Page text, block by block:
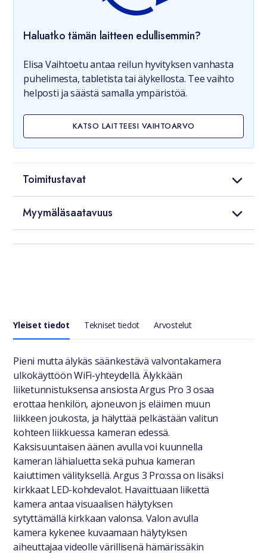
Haluatko tämän laitteen edullisemmin?
Elisa Vaihtoetu antaa reilun hyvityksen vanhasta
puhelimesta, tabletista tai älykellosta. Tee vaihto
helposti ja säästä samalla ympäristöä.
KATSO LAITTEESI VAIHTOARVO
Toimitustavat
Myymäläsaatavuus
Yleiset tiedot Tekniset tiedot Arvostelut
Yleiset tiedot
Pieni mutta älykäs säänkestävä valvontakamera
ulkokäyttöön WiFi-yhteydellä. Älykkään
liiketunnistuksensa ansiosta Argus Pro 3 osaa
erottaa henkilön, ajoneuvon js eläimen muun
liikkeen joukosta, ja hälyttää pelkästään valitun
kohteen liikkuessa kameran edessä.
Kaksisuuntaisen äänen avulla voi kuunnella
kameran lähialuetta sekä puhua kameran
kaiuttimen välityksellä. Argus 3 Pro:ssa on lisäksi
kirkkaat LED-kohdevalot. Havaittuaan liikettä
kamera antaa visuaalisen hälytyksen
sytyttämällä kirkkaan valonsa. Valon avulla
kamera kykenee kuvaamaan hälytyksen
aiheuttajaa videolle värillisenä hämärissäkin